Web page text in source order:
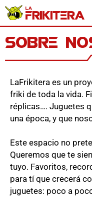
contenido
Sobre
LaFrikitera es un
friki de toda la vida.
réplicas…. Juguetes
una época, y que
Este espacio no
Queremos que te
tuyo. Favoritos,
para tí que crecerá
juguetes: poco a